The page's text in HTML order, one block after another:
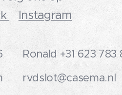
Instagram
Ronald +31 623 783
rvdslot@casema.nl